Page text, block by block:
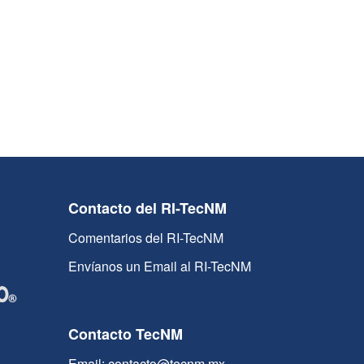
Contacto del RI-TecNM
Comentarios del RI-TecNM
Envíanos un Email al RI-TecNM
Contacto TecNM